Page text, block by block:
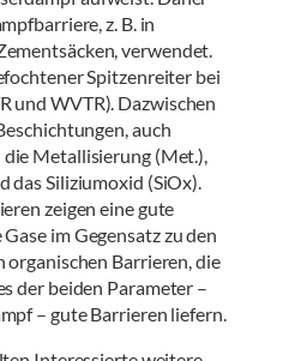
z. B. in
verwendet.
Spitzenreiter bei
und WVTR). Dazwischen
auch
Metallisierung (Met.),
Siliziumoxid (SiOx).
zeigen eine gute
im Gegensatz zu den
Barrieren, die
der beiden Parameter –
– gute Barrieren liefern.